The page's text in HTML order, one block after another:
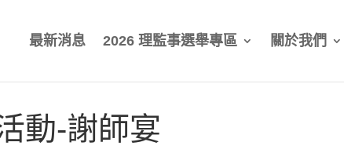
最新消息 2026 理監事選舉專區 關於我們
動-謝師宴